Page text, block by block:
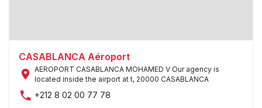
CASABLANCA Aéroport
AEROPORT CASABLANCA MOHAMED V Our agency is
located inside the airport at t, 20000 CASABLANCA
+212 8 02 00 77 78